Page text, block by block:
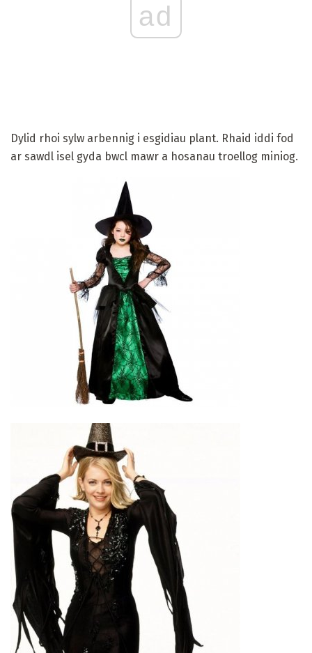
ad
Dylid rhoi sylw arbennig i esgidiau plant. Rhaid iddi fod
ar sawdl isel gyda bwcl mawr a hosanau troellog miniog.